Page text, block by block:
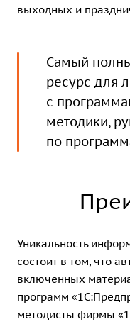
выходных и
Самый
ресурс для
с
методики,
по
Уникальность
состоит в том, что
включенных
программ
методисты фирмы